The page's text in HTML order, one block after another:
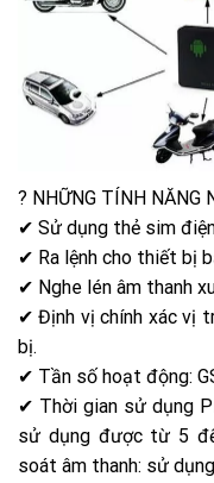
? NHỮNG TÍNH NĂNG
✔ Sử dụng thẻ sim
✔ Ra lệnh cho thiết bị
✔ Nghe lén âm thanh
✔ Định vị chính xác vị
bị.
✔ Tần số hoạt động:
✔ Thời gian sử dụng
sử dụng được từ 5
soát âm thanh: sử